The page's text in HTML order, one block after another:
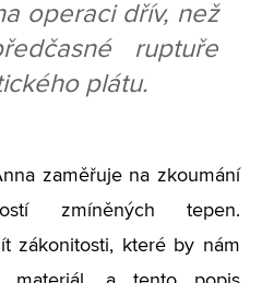
operaci dřív, než
ruptuře
plátu.
zaměřuje na zkoumání
zmíněných tepen.
zákonitosti, které by nám